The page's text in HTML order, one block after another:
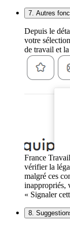
7. Autres
Depuis le
votre
de travail et
France
vérifier la
malgré ces
inappropriés,
« Signaler
8.